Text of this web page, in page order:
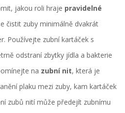
jakou roli hraje pravidelné
čistit zuby minimálně dvakrát
Používejte zubní kartáček s
odstraní zbytky jídla a bakterie
na zubní nit, která je
plaku mezi zuby, kam kartáček
zubů nití může předejít zubnímu